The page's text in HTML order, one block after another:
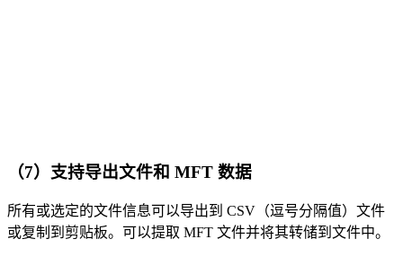
（7）支持导出文件和 MFT 数据
所有或选定的文件信息可以导出到 CSV（逗号分隔值）文件
或复制到剪贴板。可以提取 MFT 文件并将其转储到文件中。